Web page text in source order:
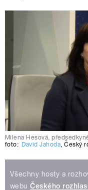
Milena Hesová,
foto: David Jahoda,Český
Všechny hosty a
webuČeského